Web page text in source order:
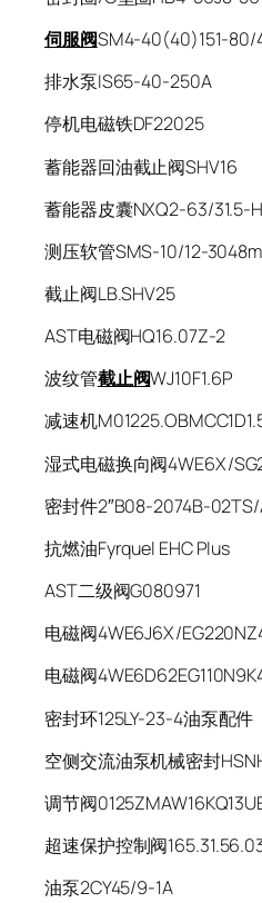
伺服阀SM4-40(40)151-80/
排水泵IS65-40-250A
停机电磁铁DF22025
蓄能器回油截止阀SHV16
蓄能器皮囊NXQ2-63/31.5-H
测压软管SMS-10/12-
截止阀LB.SHV25
AST电磁阀HQ16.07Z-2
波纹管截止阀WJ10F1.6P
减速机
湿式电磁换向阀4WE6X/
密封件2″B08-2074B-02TS/
抗燃油Fyrquel EHC Plus
AST二级阀G080971
电磁阀4WE6J6X/
电磁阀
密封环125LY-23-4油泵配件
空侧交流油泵机械密封
调节阀
超速保护控制阀
油泵2CY45/9-1A